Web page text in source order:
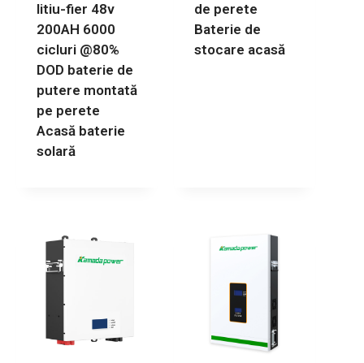
litiu-fier 48v
200AH 6000
cicluri @80%
DOD baterie de
putere montată
pe perete
Acasă baterie
solară
de perete
Baterie de
stocare acasă